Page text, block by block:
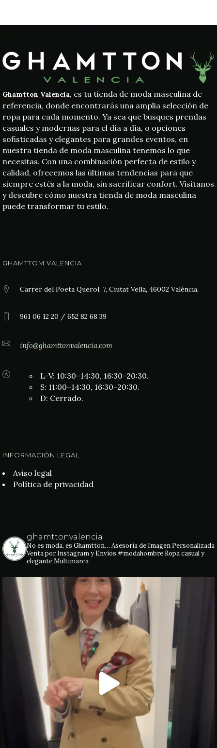
Ghamtton Valencia, es tu tienda de moda masculina de
referencia, donde encontrarás una amplia selección de
ropa para cada momento. Ya sea que busques prendas
casuales y modernas para el día a día, o opciones
sofisticadas y elegantes para grandes eventos, en
nuestra tienda de moda masculina tenemos lo que
necesitas. Con una combinación perfecta de estilo y
calidad, ofrecemos las últimas tendencias para que
siempre estés a la moda, sin sacrificar confort. Visítanos
y descubre cómo nuestra tienda de moda masculina
puede transformar tu estilo.
GHAMTTOM VALENCIA
Carrer del Poeta Querol, 7, Ciutat Vella, 46002 València,
961 06 12 20 / 652 82 68 39
info@ghamttonvalencia.com
L-V: 10:30–14:30, 16:30–20:30.
S: 11:00–14:30, 16:30–20:30.
D: Cerrado.
INFORMACIÓN LEGAL
Aviso legal
Política de privacidad
ghamttonvalencia
No es moda, es Ghamtton… Asesoría de Imagen Personalizada
Venta por Instagram y Envíos #modahombre Ropa casual y
eleganteMultimarca